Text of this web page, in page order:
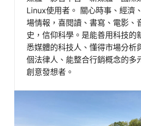
Linux使用者。 關心時事、經濟
場情報，喜閱讀、書寫、電影、
史，信仰科學。是能善用科技的
悉媒體的科技人、懂得市場分析
個法律人、能整合行銷概念的多
創意發想者。